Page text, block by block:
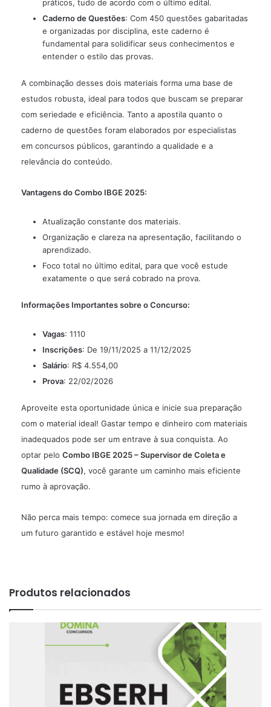
práticos, tudo de acordo com o último edital.
Caderno de Questões: Com 450 questões gabaritadas
e organizadas por disciplina, este caderno é
fundamental para solidificar seus conhecimentos e
entender o estilo das provas.
A combinação desses dois materiais forma uma base de
estudos robusta, ideal para todos que buscam se preparar
com seriedade e eficiência. Tanto a apostila quanto o
caderno de questões foram elaborados por especialistas
em concursos públicos, garantindo a qualidade e a
relevância do conteúdo.
Vantagens do Combo IBGE 2025:
Atualização constante dos materiais.
Organização e clareza na apresentação, facilitando o
aprendizado.
Foco total no último edital, para que você estude
exatamente o que será cobrado na prova.
Informações Importantes sobre o Concurso:
Vagas: 1110
Inscrições: De 19/11/2025 a 11/12/2025
Salário: R$ 4.554,00
Prova: 22/02/2026
Aproveite esta oportunidade única e inicie sua preparação
com o material ideal! Gastar tempo e dinheiro com materiais
inadequados pode ser um entrave à sua conquista. Ao
optar pelo Combo IBGE 2025 – Supervisor de Coleta e
Qualidade (SCQ), você garante um caminho mais eficiente
rumo à aprovação.
Não perca mais tempo: comece sua jornada em direção a
um futuro garantido e estável hoje mesmo!
Produtos relacionados